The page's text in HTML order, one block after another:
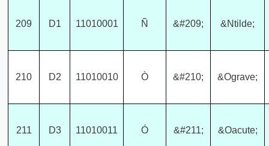
209 D1 11010001 Ñ &#209; &Ntilde;
210 D2 11010010 Ò &#210; &Ograve;
211 D3 11010011 Ó &#211; &Oacute;